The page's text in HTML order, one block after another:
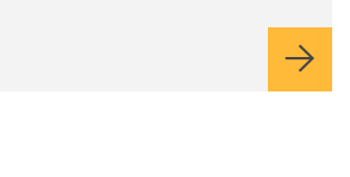
per la finalizzazione dell’operazione.